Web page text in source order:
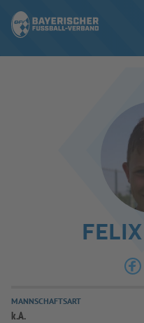
ERGEBNISSE &
SPIELBETRIEB &
AUSBILDUNG &
MANNSCHAFTSART
k.A.